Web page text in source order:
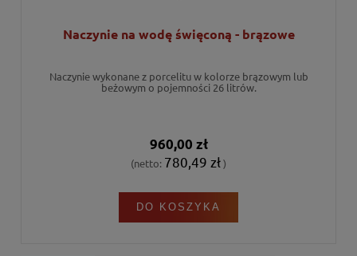
Naczynie na wodę święconą - brązowe
Naczynie wykonane z porcelitu w kolorze brązowym lub
beżowym o pojemności 26 litrów.
960,00 zł
(netto: 780,49 zł)
DO KOSZYKA